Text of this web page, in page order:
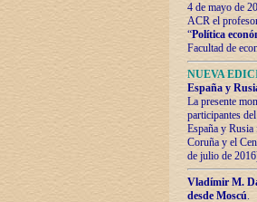
4 de mayo de
ACR el
“Política
Facultad de
NUEVA
España y
La presente
participantes
España y
Coruña y el
de julio de
Vladímir М.
desde Moscú.